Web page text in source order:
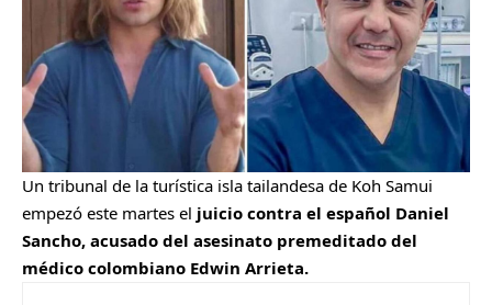
Un tribunal de la turística isla tailandesa de Koh Samui
empezó este martes el juicio contra el español Daniel
Sancho, acusado del asesinato premeditado del
médico colombiano Edwin Arrieta.